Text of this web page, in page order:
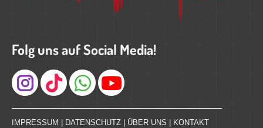
Folg uns auf Social Media!
Instagram
IMPRESSUM DATENSCHUTZ ÜBER UNS KONTAKT